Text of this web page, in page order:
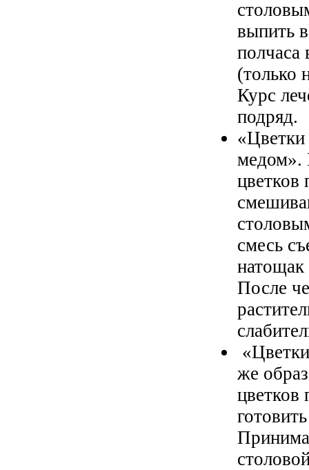
выпить
полчаса
(только
Курс
подряд.
медом».
цветков
смесь
натощак
После
же